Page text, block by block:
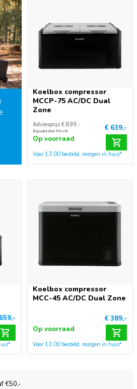
Koelbox compressor
MCCP-75 AC/DC Dual
Zone
Adviesprijs € 899,-
Bepaald door Mestic
€ 639,-
Op voorraad
Voor 13:00 besteld, morgen in huis*
Koelbox compressor
MCC-45 AC/DC Dual Zone
€ 389,-
Op voorraad
Voor 13:00 besteld, morgen in huis*
€50,-